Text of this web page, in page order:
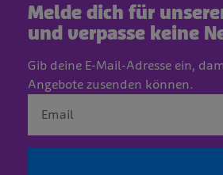
Melde dich für
und verpasse keine
Gib deine E-Mail-Adresse ein,
Angebote zusenden können.